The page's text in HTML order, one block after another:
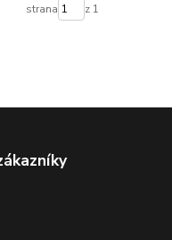
strana z 1